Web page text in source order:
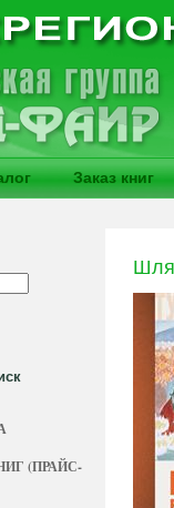
Заказ книг
(ПРАЙС-